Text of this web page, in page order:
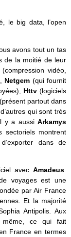
le big data, l’open
avons tout un tas
de la moitié de leur
(compression vidéo,
Netgem (qui fournit
Httv(logiciels
partout dans
qui sont très
y a aussi Arkamys
sectoriels montrent
dans de
avec Amadeus
voyages est une
par Air France
Et la majorité
Antipolis. Aux
même, ce qui fait
France en termes